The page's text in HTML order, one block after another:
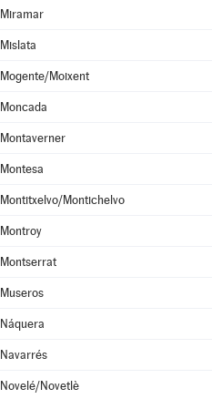
Miramar
Mislata
Mogente/Moixent
Moncada
Montaverner
Montesa
Montitxelvo/Montichelvo
Montroy
Montserrat
Museros
Náquera
Navarrés
Novelé/Novetlè